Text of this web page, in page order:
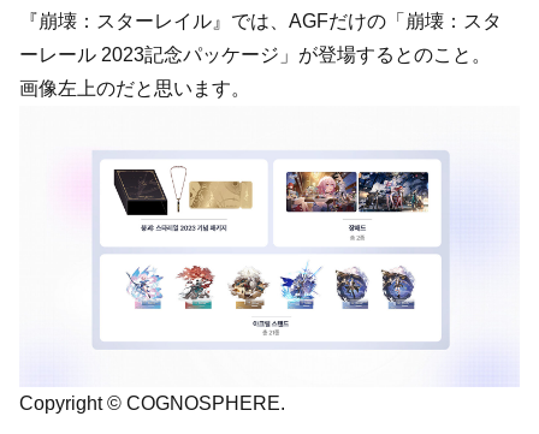
『崩壊：スターレイル』では、AGFだけの「崩壊：スタ
ーレール 2023記念パッケージ」が登場するとのこと。
画像左上のだと思います。
Copyright © COGNOSPHERE.